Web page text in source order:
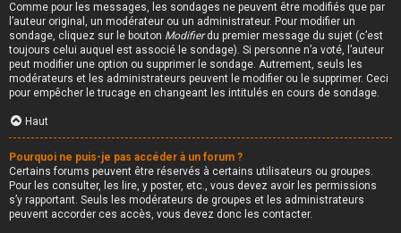
Comme pour les messages, les sondages ne peuvent être modifiés que par
l’auteur original, un modérateur ou un administrateur. Pour modifier un
sondage, cliquez sur le bouton Modifierdu premier message du sujet (c’est
toujours celui auquel est associé le sondage). Si personne n’a voté, l’auteur
peut modifier une option ou supprimer le sondage. Autrement, seuls les
modérateurs et les administrateurs peuvent le modifier ou le supprimer. Ceci
pour empêcher le trucage en changeant les intitulés en cours de sondage.
Haut
Pourquoi ne puis-je pas accéder à un forum ?
Certains forums peuvent être réservés à certains utilisateurs ou groupes.
Pour les consulter, les lire, y poster, etc., vous devez avoir les permissions
s’y rapportant. Seuls les modérateurs de groupes et les administrateurs
peuvent accorder ces accès, vous devez donc les contacter.